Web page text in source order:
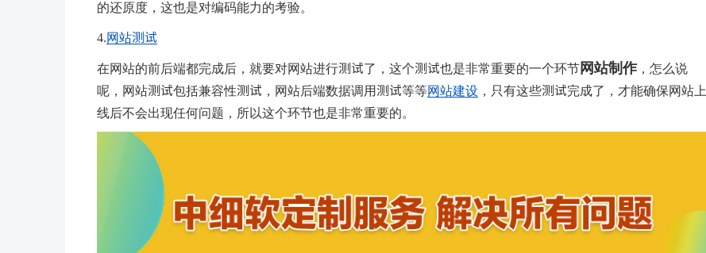
的还原度，这也是对编码能力的考验。
4. 网站测试
在网站的前后端都完成后，就要对网站进行测试了，这个测试也是非常重要的一个环节网站制作，怎么说
呢，网站测试包括兼容性测试，网站后端数据调用测试等等网站建设 ，只有这些测试完成了，才能确保网站上
线后不会出现任何问题，所以这个环节也是非常重要的。